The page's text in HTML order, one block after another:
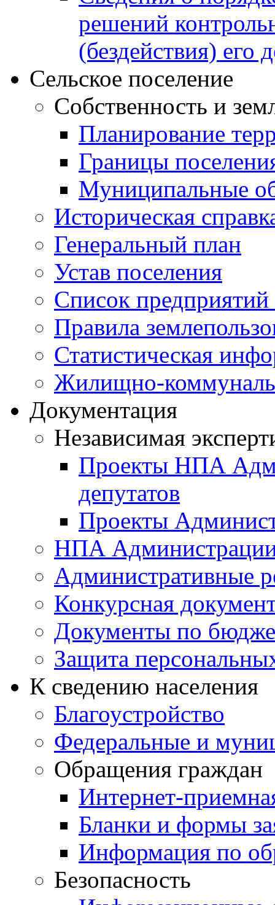
решений
(бездействия) его
Сельское поселение
Собственность и
Планирование
Границы
Муниципальные
Историческая
Генеральный план
Устав поселения
Список предприятий
Правила
Статистическая
Жилищно-
Документация
Независимая
Проекты НПА
депутатов
Проекты
НПА
Административные
Конкурсная
Документы по
Защита
К сведению населения
Благоустройство
Федеральные и
Обращения граждан
Интернет-
Бланки и формы
Информация по
Безопасность